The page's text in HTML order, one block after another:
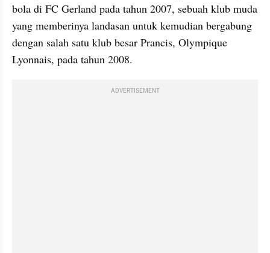
bola di FC Gerland pada tahun 2007, sebuah klub muda
yang memberinya landasan untuk kemudian bergabung
dengan salah satu klub besar Prancis, Olympique
Lyonnais, pada tahun 2008.
ADVERTISEMENT